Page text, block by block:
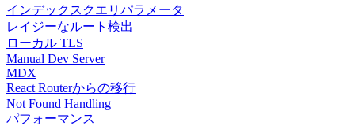
インデックスクエリパラメータ
レイジーなルート検出
ローカル TLS
Manual Dev Server
MDX
React Routerからの移行
Not Found Handling
パフォーマンス